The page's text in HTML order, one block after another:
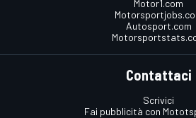
Motor1.com
Autosport.com
Contattaci
Scrivici
Fai pubblicità con